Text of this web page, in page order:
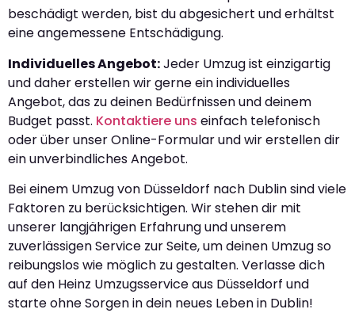
beschädigt werden, bist du abgesichert und erhältst
eine angemessene Entschädigung.
Individuelles Angebot:Jeder Umzug ist einzigartig
und daher erstellen wir gerne ein individuelles
Angebot, das zu deinen Bedürfnissen und deinem
Budget passt. Kontaktiere uns einfach telefonisch
oder über unser Online-Formular und wir erstellen dir
ein unverbindliches Angebot.
Bei einem Umzug von Düsseldorf nach Dublin sind viele
Faktoren zu berücksichtigen. Wir stehen dir mit
unserer langjährigen Erfahrung und unserem
zuverlässigen Service zur Seite, um deinen Umzug so
reibungslos wie möglich zu gestalten. Verlasse dich
auf den Heinz Umzugsservice aus Düsseldorf und
starte ohne Sorgen in dein neues Leben in Dublin!